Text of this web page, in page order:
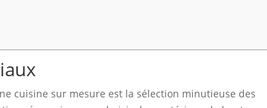
cuisine sur mesure est la sélection minutieuse des